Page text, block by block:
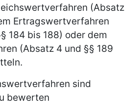
(Absatz
Ertragswertverfahren
184 bis 188) oder dem
(Absatz 4 und §§ 189
sind
bewerten